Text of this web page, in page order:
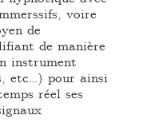
voire
de
de manière
instrument
etc…) pour ainsi
réel ses